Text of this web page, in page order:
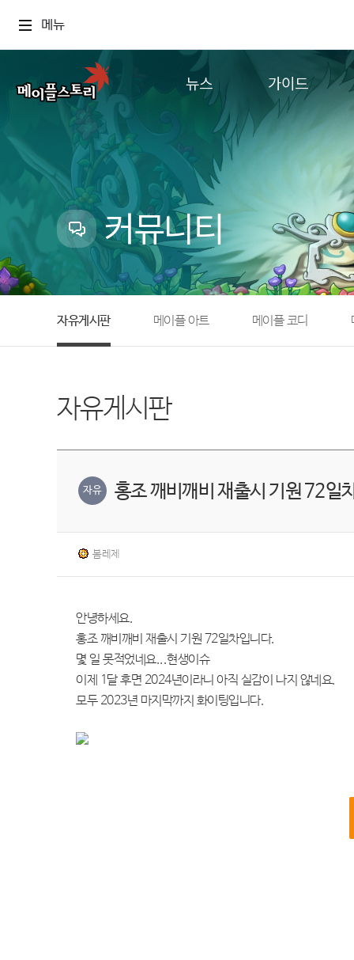
메뉴
뉴스
업데이트
이벤트
캐시샵 공지
메이플 알림판
with maple
가이드
추가정보
커뮤니티
자유게시판 메이플 아트 메이플 코디
자유게시판
자유 홍조 깨비깨비 재출시 기원 72일
봄레제
안녕하세요.
홍조 깨비깨비 재출시 기원 72일차입니다.
몇 일 못적었네요...현생이슈
이제 1달 후면 2024년이라니 아직 실감이 나지 않네요.
모두 2023년 마지막까지 화이팅입니다.